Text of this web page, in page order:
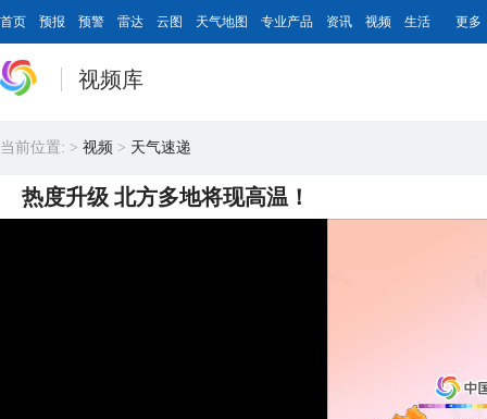
首页 预报 预警 雷达 云图 天气地图 专业产品 资讯 视频 生活 更多
视频库
当前位置: > 视频 > 天气速递
热度升级 北方多地将现高温！